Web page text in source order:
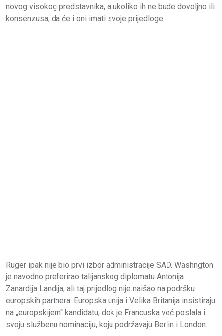
novog visokog predstavnika, a ukoliko ih ne bude dovoljno ili
konsenzusa, da će i oni imati svoje prijedloge.
Ruger ipak nije bio prvi izbor administracije SAD. Washngton
je navodno preferirao talijanskog diplomatu Antonija
Zanardija Landija, ali taj prijedlog nije naišao na podršku
europskih partnera. Europska unija i Velika Britanija insistiraju
na „europskijem“ kandidatu, dok je Francuska već poslala i
svoju službenu nominaciju, koju podržavaju Berlin i London.